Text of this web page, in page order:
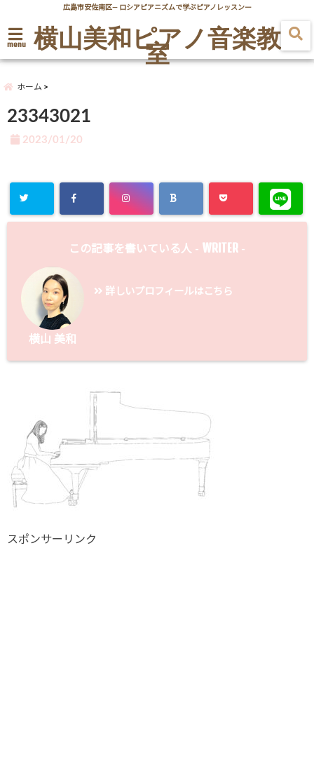
広島市安佐南区― ロシアピアニズムで学ぶピアノレッスンー
menu 横山美和ピアノ音楽教
室
ホーム
23343021
2023/01/20
この記事を書いている人 - WRITER -
横山 美和
詳しいプロフィールはこちら
スポンサーリンク